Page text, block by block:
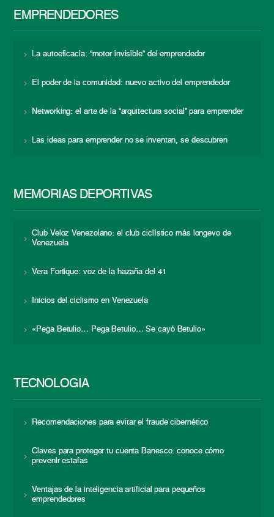
EMPRENDEDORES
La autoeficacia: “motor invisible” del emprendedor
El poder de la comunidad: nuevo activo del emprendedor
Networking: el arte de la “arquitectura social” para emprender
Las ideas para emprender no se inventan, se descubren
MEMORIAS DEPORTIVAS
Club Veloz Venezolano: el club ciclístico más longevo de
Venezuela
Vera Fortique: voz de la hazaña del 41
Inicios del ciclismo en Venezuela
«Pega Betulio… Pega Betulio… Se cayó Betulio»
TECNOLOGÍA
Recomendaciones para evitar el fraude cibernético
Claves para proteger tu cuenta Banesco: conoce cómo
prevenir estafas
Ventajas de la inteligencia artificial para pequeños
emprendedores